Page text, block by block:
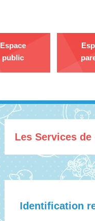
Les Services
Espace
public
Identification